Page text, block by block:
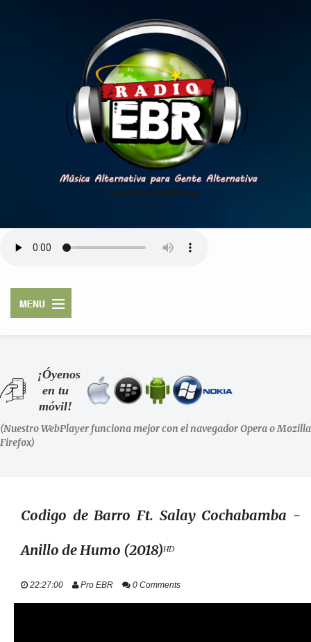
www.RadioEBR.org
SHOWS
LA RADIO
STAFF
EVENTOS
+ INFO
¡Óyenos
en tu
móvil!
(Nuestro WebPlayer funciona mejor con el navegador Opera o Mozilla
Firefox)
Codigo de Barro Ft. Salay Cochabamba -
Anillo de Humo (2018)ᴴᴰ
22:27:00 Pro EBR 0 Comments